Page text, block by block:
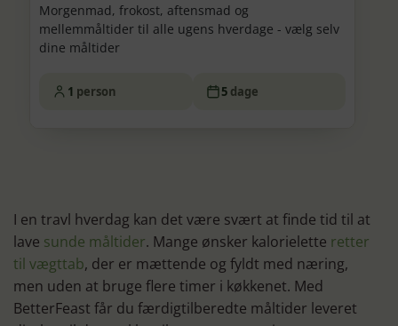
Morgenmad, frokost, aftensmad og
mellemmåltider til alle ugens hverdage - vælg selv
dine måltider
1 person 5 dage
I en travl hverdag kan det være svært at finde tid til at
lave sunde måltider. Mange ønsker kalorielette retter
til vægttab, der er mættende og fyldt med næring,
men uden at bruge flere timer i køkkenet. Med
BetterFeast får du færdigtilberedte måltider leveret